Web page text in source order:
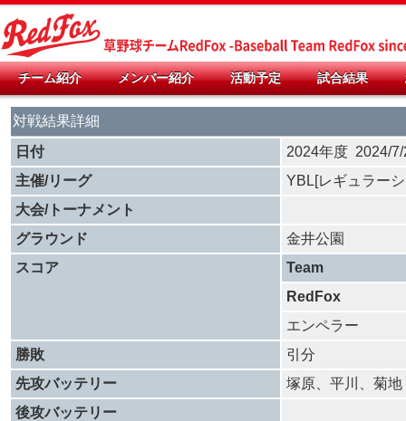
チーム紹介 メンバー紹介 活動予定 試合結果
対戦結果詳細
日付
2024年度 2024/
主催/リーグ
YBL[レギュラー
大会/トーナメント
グラウンド
金井公園
スコア
Team
RedFox
エンペラー
勝敗
引分
先攻バッテリー
塚原、平川、菊地
後攻バッテリー